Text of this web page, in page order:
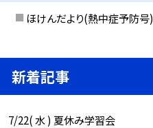
ほけんだより(熱中症予防号)
新着記事
7/22( 水 ) 夏休み学習会